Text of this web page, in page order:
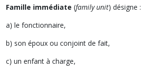
Famille immédiate (family unit) désigne :
a) le fonctionnaire,
b) son époux ou conjoint de fait,
c) un enfant à charge,